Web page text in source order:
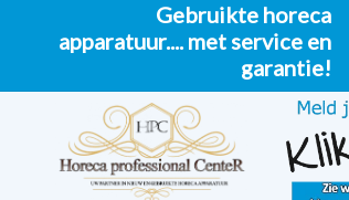
Gebruikte horeca
apparatuur.... met service en
garantie!